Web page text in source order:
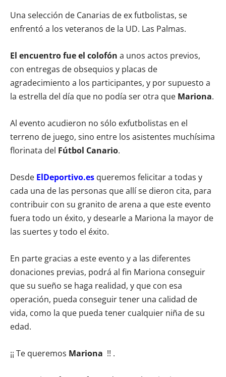
Una selección de Canarias de ex futbolistas, se
enfrentó a los veteranos de la UD. Las Palmas.
El encuentro fue el colofón a unos actos previos,
con entregas de obsequios y placas de
agradecimiento a los participantes, y por supuesto a
la estrella del día que no podía ser otra que Mariona.
Al evento acudieron no sólo exfutbolistas en el
terreno de juego, sino entre los asistentes muchísima
florinata del Fútbol Canario.
Desde ElDeportivo.es queremos felicitar a todas y
cada una de las personas que allí se dieron cita, para
contribuir con su granito de arena a que este evento
fuera todo un éxito, y desearle a Mariona la mayor de
las suertes y todo el éxito.
En parte gracias a este evento y a las diferentes
donaciones previas, podrá al fin Mariona conseguir
que su sueño se haga realidad, y que con esa
operación, pueda conseguir tener una calidad de
vida, como la que pueda tener cualquier niña de su
edad.
¡¡ Te queremos Mariona !! .